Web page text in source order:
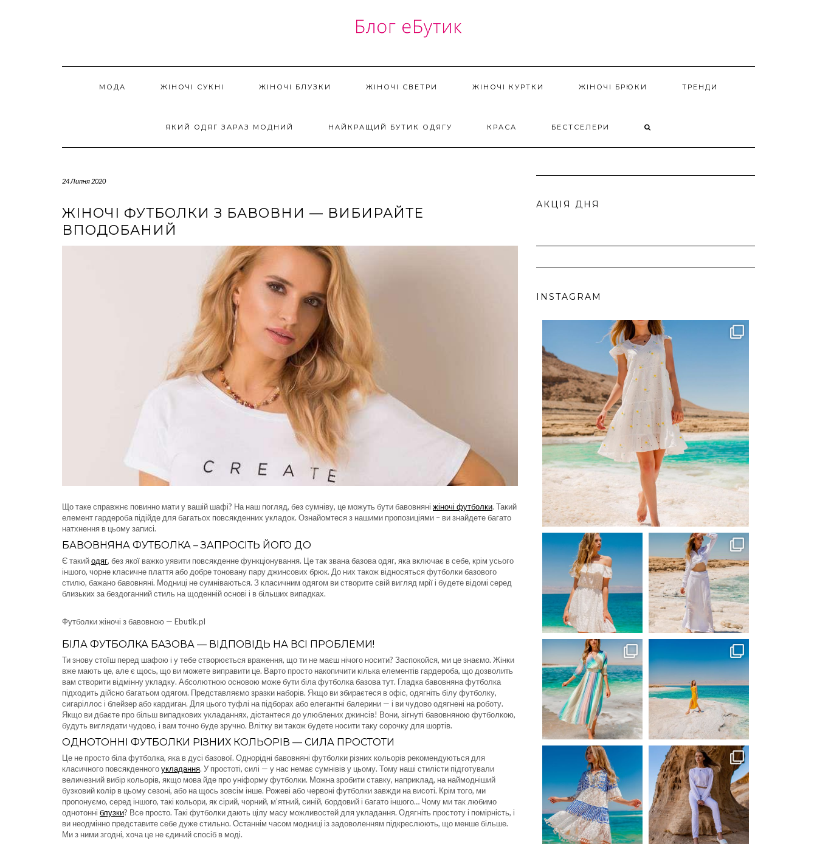
МОДА ЖІНОЧІ СУКНІ ЖІНОЧІ БЛУЗКИ ЖІНОЧІ СВЕТРИ ЖІНОЧІ КУРТКИ ЖІНОЧІ БРЮКИ ТРЕНДИ
ЯКИЙ ОДЯГ ЗАРАЗ МОДНИЙ НАЙКРАЩИЙ БУТИК ОДЯГУ КРАСА БЕСТСЕЛЕРИ
24 Липня 2020
ЖІНОЧІ ФУТБОЛКИ З БАВОВНИ — ВИБИРАЙТЕ
ВПОДОБАНИЙ
Що таке справжнє повинно мати у вашій шафі? На наш погляд, без сумніву, це можуть бути бавовняні жіночі футболки. Такий
елемент гардероба підійде для багатьох повсякденних укладок. Ознайомтеся з нашими пропозиціями – ви знайдете багато
натхнення в цьому записі.
БАВОВНЯНА ФУТБОЛКА – ЗАПРОСІТЬ ЙОГО ДО
Є такийодяг, без якої важко уявити повсякденне функціонування. Це так звана базова одяг, яка включає в себе, крім усього
іншого, чорне класичне плаття або добре тоновану пару джинсових брюк. До них також відносяться футболки базового
стилю, бажано бавовняні. Модниці не сумніваються. З класичним одягом ви створите свій вигляд мрії і будете відомі серед
близьких за бездоганний стиль на щоденній основі і в більших випадках.
Футболки жіночі з бавовною — Ebutik.pl
БІЛА ФУТБОЛКА БАЗОВА — ВІДПОВІДЬ НА ВСІ ПРОБЛЕМИ!
Ти знову стоїш перед шафою і у тебе створюється враження, що ти не маєш нічого носити? Заспокойся, ми це знаємо. Жінки
вже мають це, але є щось, що ви можете виправити це. Варто просто накопичити кілька елементів гардероба, що дозволить
вам створити відмінну укладку. Абсолютною основою може бути біла футболка базова тут. Гладка бавовняна футболка
підходить дійсно багатьом одягом. Представляємо зразки наборів. Якщо ви збираєтеся в офіс, одягніть білу футболку,
сигаріллос і блейзер або кардиган. Для цього туфлі на підборах або елегантні балерини — і ви чудово одягнені на роботу.
Якщо ви дбаєте про більш випадкових укладаннях, дістантеся до улюблених джинсів! Вони, зігнуті бавовняною футболкою,
будуть виглядати чудово, і вам точно буде зручно. Влітку ви також будете носити таку сорочку для шортів.
ОДНОТОННІ ФУТБОЛКИ РІЗНИХ КОЛЬОРІВ — СИЛА ПРОСТОТИ
Це не просто біла футболка, яка в дусі базової. Однорідні бавовняні футболки різних кольорів рекомендуються для
класичного повсякденногоукладання. У простоті, силі — у нас немає сумнівів у цьому. Тому наші стилісти підготували
величезний вибір кольорів, якщо мова йде про уніформу футболки. Можна зробити ставку, наприклад, на наймодніший
бузковий колір в цьому сезоні, або на щось зовсім інше. Рожеві або червоні футболки завжди на висоті. Крім того, ми
пропонуємо, серед іншого, такі кольори, як сірий, чорний, м’ятний, синій, бордовий і багато іншого… Чому ми так любимо
однотонні блузки? Все просто. Такі футболки дають цілу масу можливостей для укладання. Одягніть простоту і помірність, і
ви неодмінно представите себе дуже стильно. Останнім часом модниці із задоволенням підкреслюють, що менше більше.
Ми з ними згодні, хоча це не єдиний спосіб в моді.
АКЦІЯ ДНЯ
INSTAGRAM
ebutikpl
Вер 1
ebutikpl
Вер 1
ebutikpl
Вер 1
ebutikpl
Сер 31 Сер 31
ebutikpl
Сер 24
ebutikpl
Сер 23